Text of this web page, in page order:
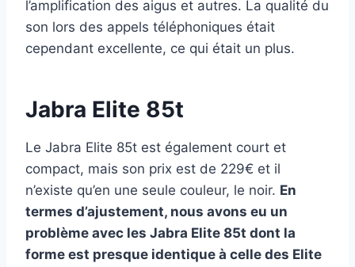
l’amplification des aigus et autres. La qualité du
son lors des appels téléphoniques était
cependant excellente, ce qui était un plus.
Jabra Elite 85t
Le Jabra Elite 85t est également court et
compact, mais son prix est de 229€ et il
n’existe qu’en une seule couleur, le noir. En
termes d’ajustement, nous avons eu un
problème avec les Jabra Elite 85t dont la
forme est presque identique à celle des Elite